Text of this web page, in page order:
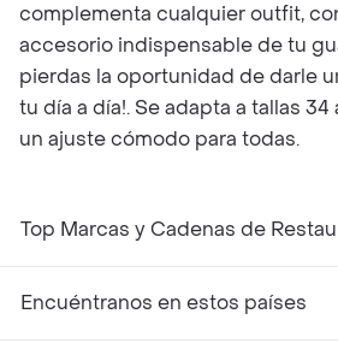
complementa cualquier outfit,
accesorio indispensable de tu
pierdas la oportunidad de darle
tu día a día!. Se adapta a tallas
un ajuste cómodo para todas.
Top Marcas y Cadenas de
Encuéntranos en estos países